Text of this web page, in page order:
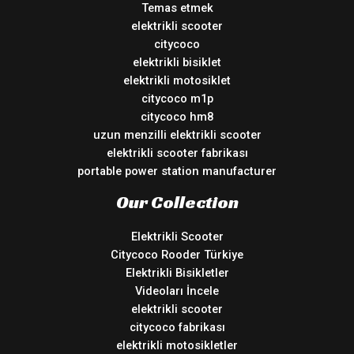
Temas etmek
elektrikli scooter
citycoco
elektrikli bisiklet
elektrikli motosiklet
citycoco m1p
citycoco hm8
uzun menzilli elektrikli scooter
elektrikli scooter fabrikası
portable power station manufacturer
Our Collection
Elektrikli Scooter
Citycoco Rooder Türkiye
Elektrikli Bisikletler
Videoları İncele
elektrikli scooter
citycoco fabrikası
elektrikli motosikletler